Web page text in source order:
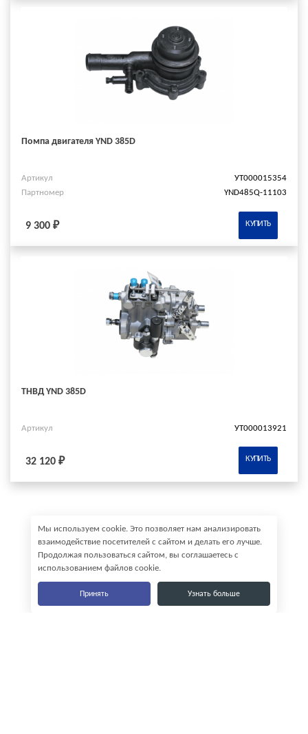
Помпа двигателя YND 385D
Артикул
УТ000015354
Партномер
YND485Q-11103
9 300 ₽ КУПИТЬ
ТНВД YND 385D
Артикул УТ000013921
32 120 ₽ КУПИТЬ
Мы используем cookie. Это позволяет нам анализировать
взаимодействие посетителей с сайтом и делать его лучше.
Продолжая пользоваться сайтом, вы соглашаетесь с
использованием файлов cookie.
Принять Узнать больше